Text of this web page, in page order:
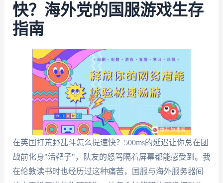
快？海外党的国服游戏生存
指南
在英国打荒野乱斗怎么提速快？500ms的延迟让你总在团
战前化身"活靶子"，队友的怒骂隔着屏幕都能感受到。我
在伦敦读书时也经历过这种痛苦，国服与海外服务器间